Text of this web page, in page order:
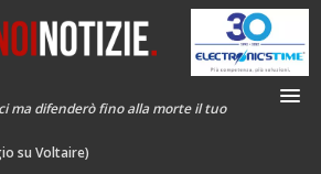
ma difenderò fino alla morte il tuo
su Voltaire)